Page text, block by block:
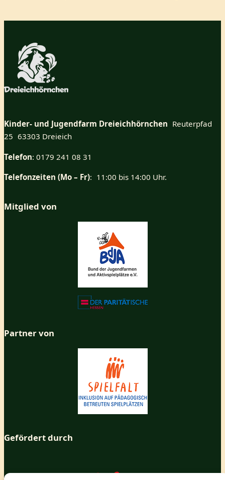
Kinder- und Jugendfarm Dreieichhörnchen Reuterpfad
25 63303 Dreieich
Telefon: 0179 241 08 31
Telefonzeiten (Mo – Fr): 11:00 bis 14:00 Uhr.
Mitglied von
Partner von
Gefördert durch